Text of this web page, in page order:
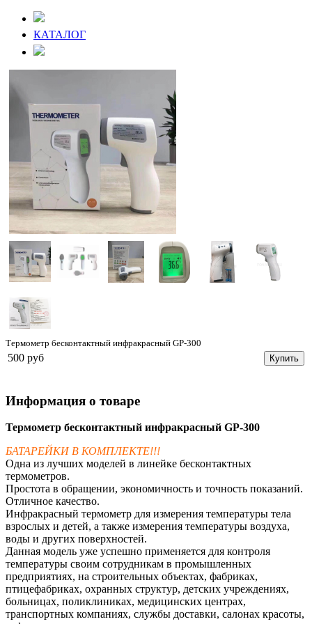
КАТАЛОГ
Термометр бесконтактный инфракрасный GP-300
500 руб Купить
Информация о товаре
Термометр бесконтактный инфракрасный GP-300
БАТАРЕЙКИ В КОМПЛЕКТЕ!!!
Одна из лучших моделей в линейке бесконтактных
термометров.
Простота в обращении, экономичность и точность показаний.
Отличное качество.
Инфракрасный термометр для измерения температуры тела
взрослых и детей, а также измерения температуры воздуха,
воды и других поверхностей.
Данная модель уже успешно применяется для контроля
температуры своим сотрудникам в промышленных
предприятиях, на строительных объектах, фабриках,
птицефабриках, охранных структур, детских учреждениях,
больницах, поликлиниках, медицинских центрах,
транспортных компаниях, службы доставки, салонах красоты,